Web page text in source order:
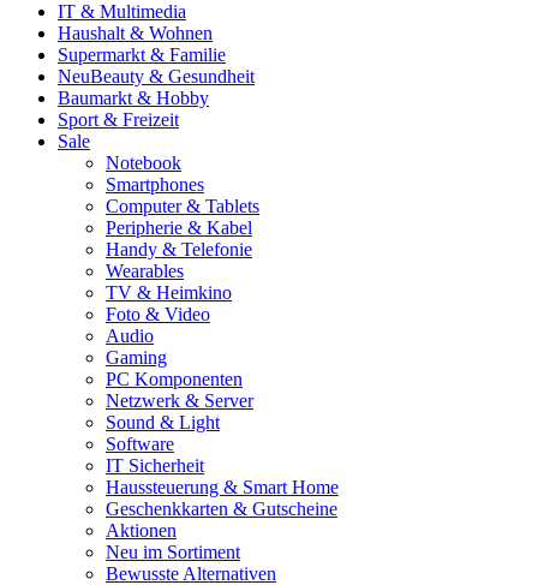
IT & Multimedia
Haushalt & Wohnen
Supermarkt & Familie
NeuBeauty & Gesundheit
Baumarkt & Hobby
Sport & Freizeit
Sale
Notebook
Smartphones
Computer & Tablets
Peripherie & Kabel
Handy & Telefonie
Wearables
TV & Heimkino
Foto & Video
Audio
Gaming
PC Komponenten
Netzwerk & Server
Sound & Light
Software
IT Sicherheit
Haussteuerung & Smart Home
Geschenkkarten & Gutscheine
Aktionen
Neu im Sortiment
Bewusste Alternativen